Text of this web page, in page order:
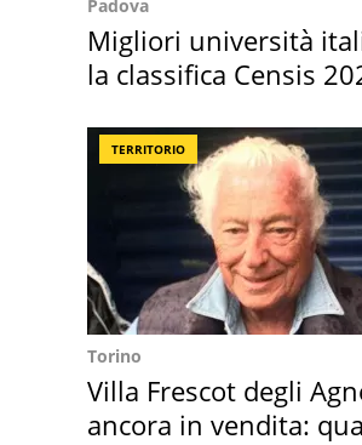
Padova
Migliori università
la classifica Censis
TERRITORIO
Torino
Villa Frescot degli
ancora in vendita: